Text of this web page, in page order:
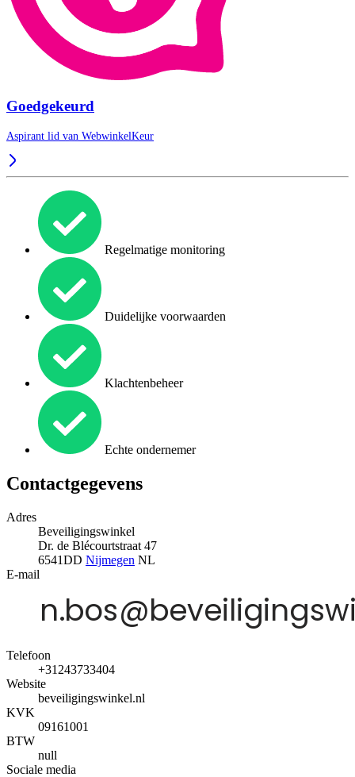
Goedgekeurd
Aspirant lid van WebwinkelKeur
Regelmatige monitoring
Duidelijke voorwaarden
Klachtenbeheer
Echte ondernemer
Contactgegevens
Adres
Beveiligingswinkel
Dr. de Blécourtstraat 47
6541DD Nijmegen NL
E-mail
Telefoon
+31243733404
Website
beveiligingswinkel.nl
KVK
09161001
BTW
null
Sociale media